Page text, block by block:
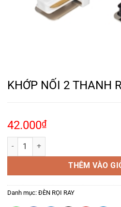
KHỚP NỐI 2 THANH
42.000₫
KHỚP NỐI 2 THANH RAY CHỮ I số
THÊM VÀO
Danh mục: ĐÈN RỌI RAY